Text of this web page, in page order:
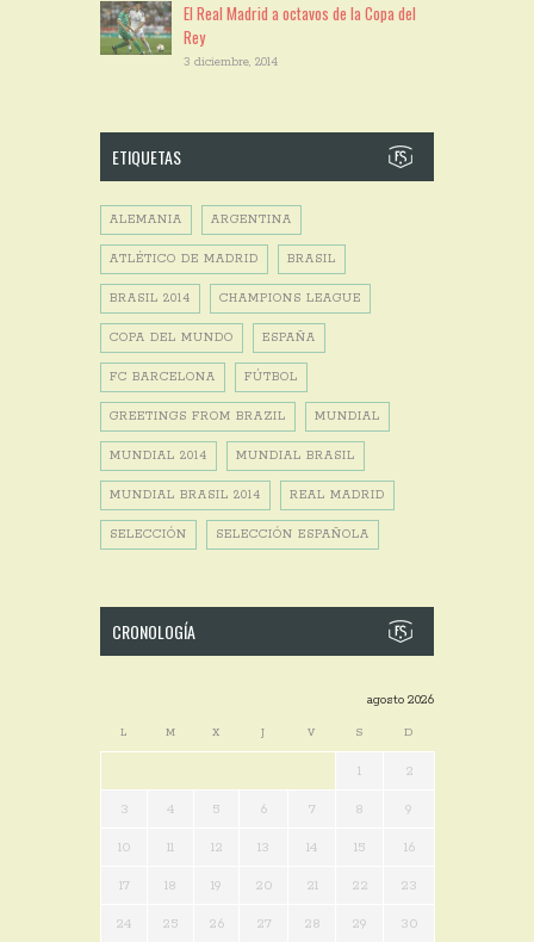
El Real Madrid a octavos de la Copa del
Rey
3 diciembre, 2014
ETIQUETAS
ALEMANIA ARGENTINA
ATLÉTICO DE MADRID BRASIL
BRASIL 2014 CHAMPIONS LEAGUE
COPA DEL MUNDO ESPAÑA
FC BARCELONA FÚTBOL
GREETINGS FROM BRAZIL MUNDIAL
MUNDIAL 2014 MUNDIAL BRASIL
MUNDIAL BRASIL 2014 REAL MADRID
SELECCIÓN SELECCIÓN ESPAÑOLA
CRONOLOGÍA
agosto 2026
L M X J V S D
1 2
3 4 5 6 7 8 9
10 11 12 13 14 15 16
17 18 19 20 21 22 23
24 25 26 27 28 29 30